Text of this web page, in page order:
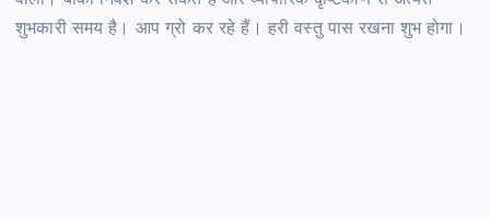
शुभकारी समय है। आप ग्रो कर रहे हैं। हरी वस्तु पास रखना शुभ होगा।